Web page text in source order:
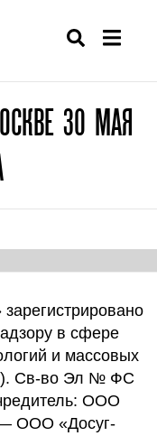
30 МАЯ
в сфере
и массовых
Св-во Эл № ФС
ООО
ООО «Досуг-